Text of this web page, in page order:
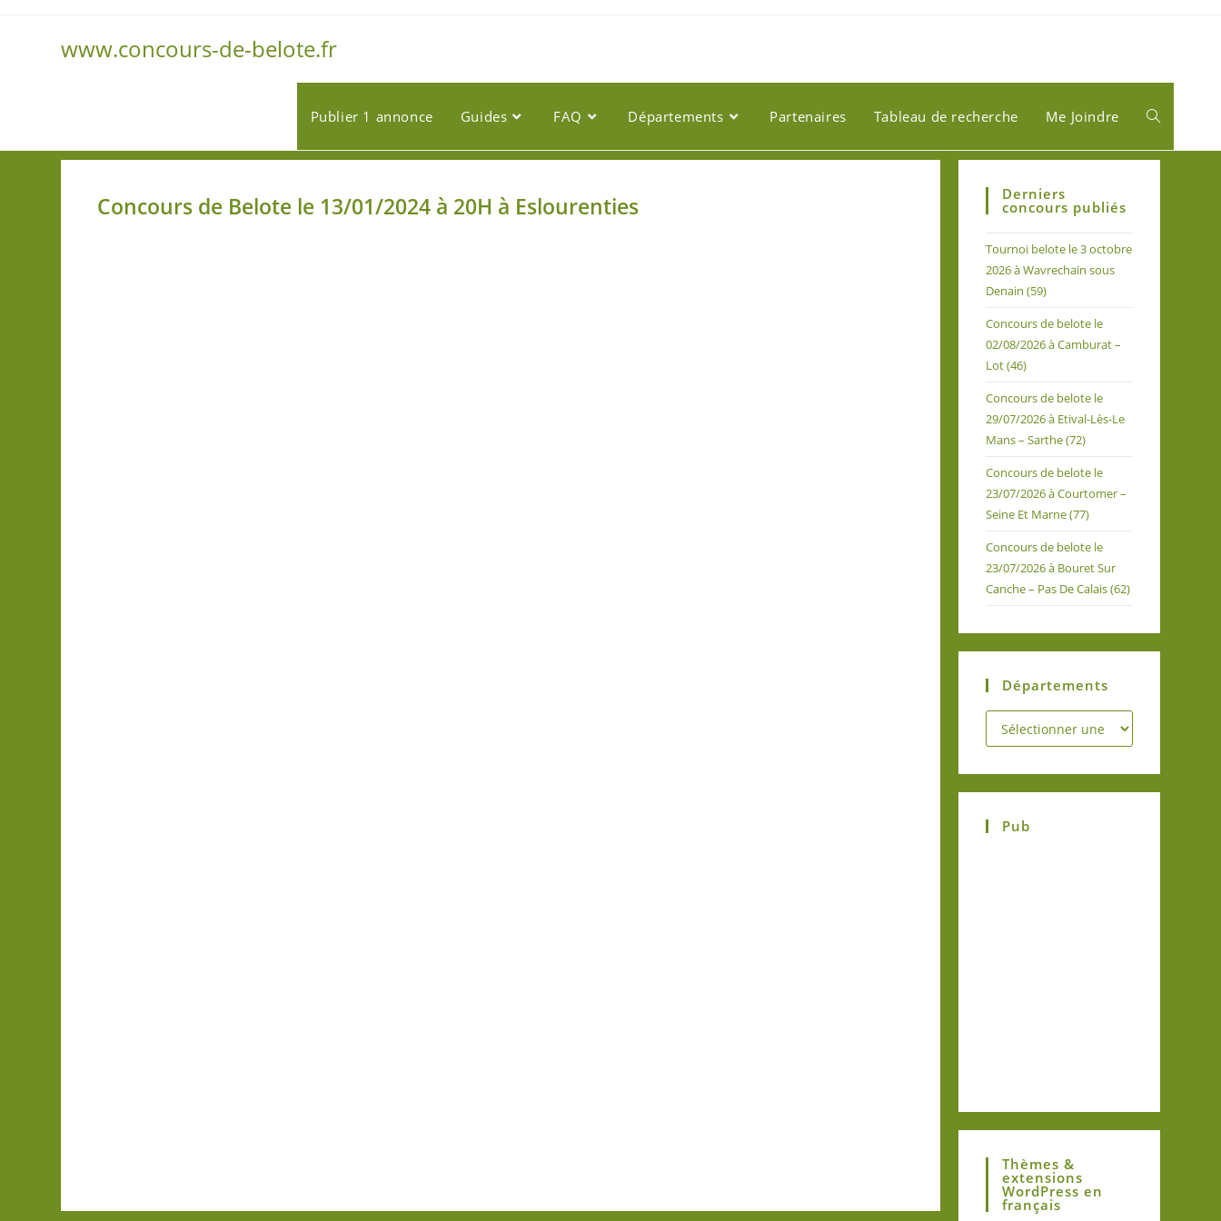
www.concours-de-belote.fr
Publier 1 annonce Guides FAQ Départements Partenaires Tableau de recherche Me Joindre
Concours de Belote le 13/01/2024 à 20H à Eslourenties Derniers
concours publiés
Tournoi belote le 3 octobre
2026 à Wavrechain sous
Denain (59)
Concours de belote le
02/08/2026 à Camburat –
Lot (46)
Concours de belote le
29/07/2026 à Etival-Lès-Le
Mans – Sarthe (72)
Concours de belote le
23/07/2026 à Courtomer –
Seine Et Marne (77)
Concours de belote le
23/07/2026 à Bouret Sur
Canche – Pas De Calais (62)
Départements
Pub
Thèmes &
extensions
WordPress en
français